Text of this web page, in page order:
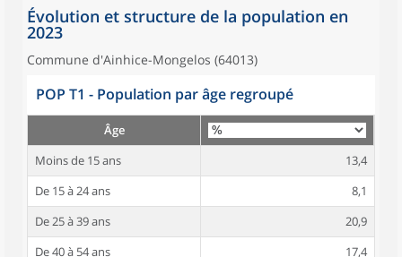
Évolution et structure de la population en
2023
Commune d'Ainhice-Mongelos (64013)
POP T1 - Population par âge regroupé
Âge
Moins de 15 ans
13,4
De 15 à 24 ans
8,1
De 25 à 39 ans
20,9
De 40 à 54 ans
17,4